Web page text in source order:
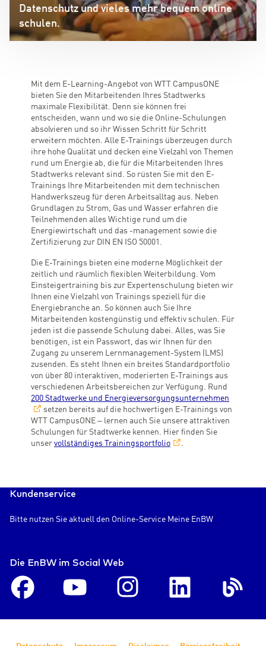
Datenschutz und vieles mehr bequem online
schulen.
Mit dem E-Learning-Angebot von WTT CampusONE
bieten Sie den Mitarbeitenden Ihres Stadtwerks
maximale Flexibilität. Denn sie können frei
entscheiden, wann und wo sie die Online-Schulungen
absolvieren und so ihr Wissen Schritt für Schritt
erweitern möchten. Alle E-Trainings überzeugen durch
ihre hohe Qualität und decken eine Vielzahl von Themen
rund um Energie ab, die für die Mitarbeitenden Ihres
Stadtwerks relevant sind. So rüsten Sie mit den E-
Trainings Ihre Mitarbeitenden mit dem technischen
Handwerkszeug für deren Arbeitsalltag aus. Neben
Grundlagen zu Strom, Gas und Wasser erfahren die
Teilnehmenden alles Wichtige rund um die
Energiewirtschaft und das -management sowie die
Zertifizierung zur DIN EN ISO 50001.
Die E-Trainings bieten eine moderne Möglichkeit der
zeitlich und räumlich flexiblen Weiterbildung. Vom
Einsteigertraining bis zur Expertenschulung bieten wir
Ihnen eine Vielzahl von Trainings speziell für die
Energiebranche an. So können auch Sie Ihre
Mitarbeitenden kostengünstig und effektiv schulen. Für
jeden ist die passende Schulung dabei. Alles, was Sie
benötigen, ist ein Passwort, das wir Ihnen für den
Zugang zu unserem Lernmanagement-System (LMS)
zusenden. Es steht Ihnen ein breites Standardportfolio
von über 80 interaktiven, moderierten E-Trainings aus
verschiedenen Arbeitsbereichen zur Verfügung. Rund
200 Stadtwerke und Energieversorgungsunternehmen
setzen bereits auf die hochwertigen E-Trainings von
WTT CampusONE – lernen auch Sie unsere attraktiven
Schulungen für Stadtwerke kennen. Hier finden Sie
unser vollständiges Trainingsportfolio .
Kundenservice
Bitte nutzen Sie aktuell den Online-Service Meine EnBW
Die EnBW im Social Web
Facebook Youtube Instagram LinkedIn
Blog